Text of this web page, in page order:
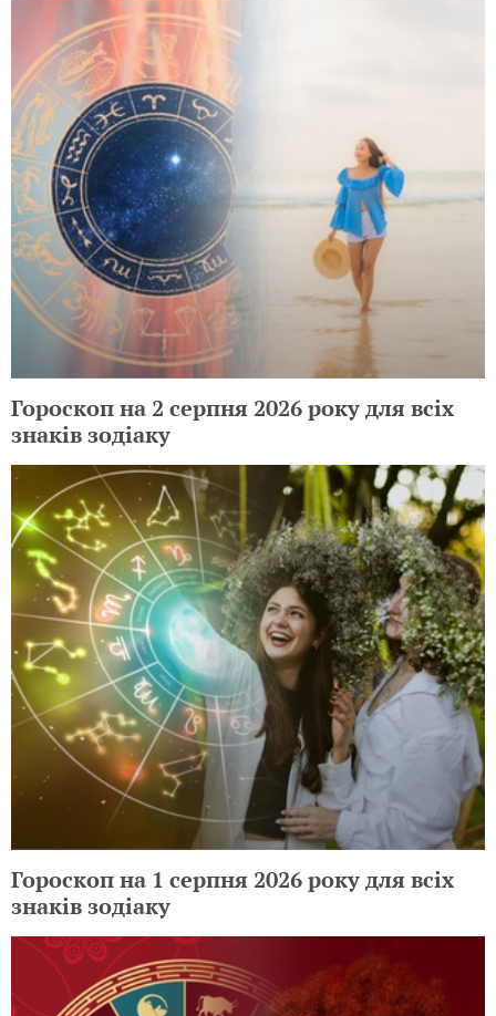
Гороскоп на 2 серпня 2026 року для всіх
знаків зодіаку
Гороскоп на 1 серпня 2026 року для всіх
знаків зодіаку